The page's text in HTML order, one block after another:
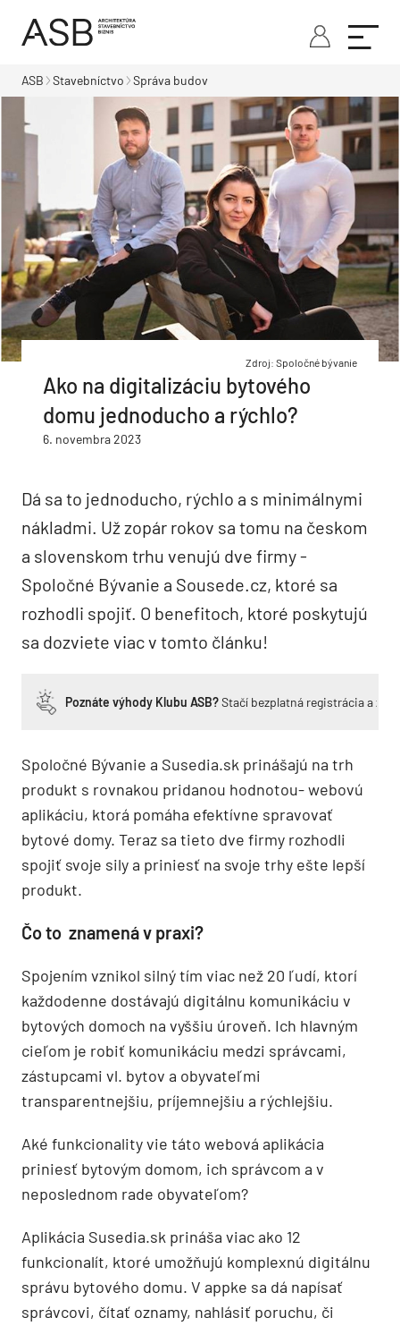
ASB Stavebníctvo Správa budov
Zdroj: Spoločné bývanie
Ako na digitalizáciu bytového
domu jednoducho a rýchlo?
6. novembra 2023
Dá sa to jednoducho, rýchlo a s minimálnymi
nákladmi. Už zopár rokov sa tomu na českom
a slovenskom trhu venujú dve firmy -
Spoločné Bývanie a Sousede.cz, ktoré sa
rozhodli spojiť. O benefitoch, ktoré poskytujú
sa dozviete viac v tomto článku!
Poznáte výhody Klubu ASB?Stačí bezplatná registrácia a
Spoločné Bývanie a Susedia.sk prinášajú na trh
produkt s rovnakou pridanou hodnotou- webovú
aplikáciu, ktorá pomáha efektívne spravovať
bytové domy. Teraz sa tieto dve firmy rozhodli
spojiť svoje sily a priniesť na svoje trhy ešte lepší
produkt.
Čo to znamená v praxi?
Spojením vznikol silný tím viac než 20 ľudí, ktorí
každodenne dostávajú digitálnu komunikáciu v
bytových domoch na vyššiu úroveň. Ich hlavným
cieľom je robiť komunikáciu medzi správcami,
zástupcami vl. bytov a obyvateľmi
transparentnejšiu, príjemnejšiu a rýchlejšiu.
Aké funkcionality vie táto webová aplikácia
priniesť bytovým domom, ich správcom a v
neposlednom rade obyvateľom?
Aplikácia Susedia.sk prináša viac ako 12
funkcionalít, ktoré umožňujú komplexnú digitálnu
správu bytového domu. V appke sa dá napísať
správcovi, čítať oznamy, nahlásiť poruchu, či